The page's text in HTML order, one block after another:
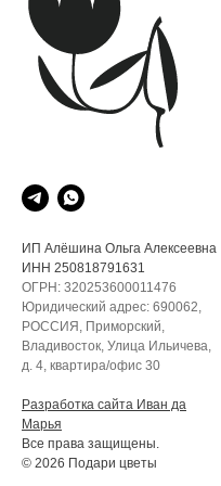
ИП Алёшина Ольга Алексеевна
ИНН 250818791631
ОГРН: 320253600011476
Юридический адрес: 690062,
РОССИЯ, Приморский,
Владивосток, Улица Ильичева,
д. 4, квартира/офис 30
Разработка сайта Иван да
Марья
Все права защищены.
© 2026 Подари цветы